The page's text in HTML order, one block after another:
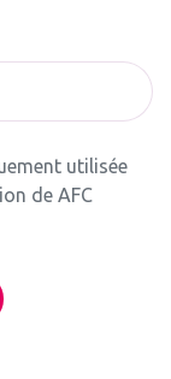
utilisée
de AFC